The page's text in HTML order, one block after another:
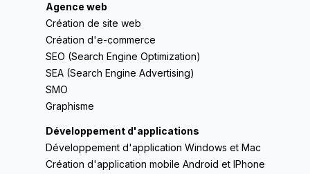
Agence web
Création de site web
Création d'e-commerce
SEO (Search Engine Optimization)
SEA (Search Engine Advertising)
SMO
Graphisme
Développement d'applications
Développement d'application Windows et Mac
Création d'application mobile Android et IPhone